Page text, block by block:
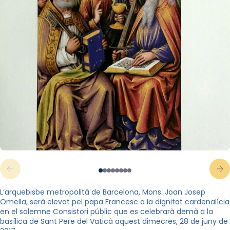
L’arquebisbe metropolità de Barcelona, Mons. Joan Josep
Omella, serà elevat pel papa Francesc a la dignitat cardenalícia
en el solemne Consistori públic que es celebrarà demà a la
basílica de Sant Pere del Vaticà aquest dimecres, 28 de juny de